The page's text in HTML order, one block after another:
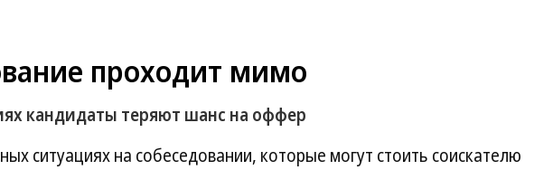
проходит мимо
кандидаты теряют шанс на оффер
ситуациях на собеседовании, которые могут стоить соискателю